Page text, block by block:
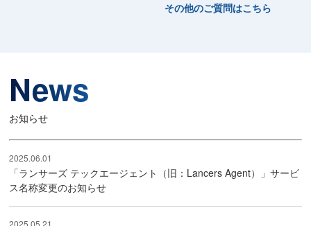
その他のご質問はこちら
News
お知らせ
2025.06.01
「ランサーズ テックエージェント（旧：Lancers Agent）」サービ
ス名称変更のお知らせ
2025.05.21